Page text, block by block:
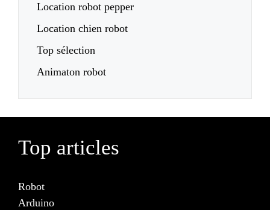
Location robot pepper
Location chien robot
Top sélection
Animaton robot
Top articles
Robot
Arduino